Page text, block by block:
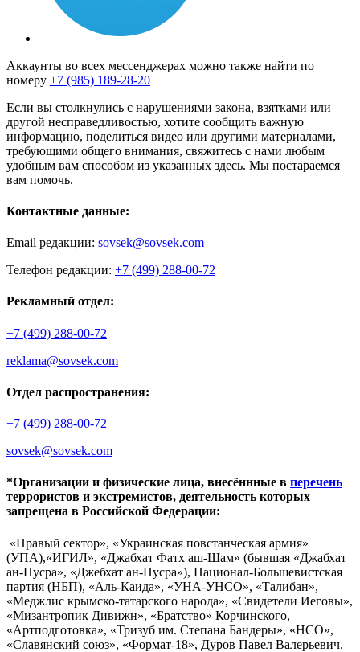
Аккаунты во всех мессенджерах можно также найти по
номеру +7 (985) 189-28-20
Если вы столкнулись с нарушениями закона, взятками или
другой несправедливостью, хотите сообщить важную
информацию, поделиться видео или другими материалами,
требующими общего внимания, свяжитесь с нами любым
удобным вам способом из указанных здесь. Мы постараемся
вам помочь.
Контактные данные:
Email редакции: sovsek@sovsek.com
Телефон редакции: +7 (499) 288-00-72
Рекламный отдел:
+7 (499) 288-00-72
reklama@sovsek.com
Отдел распространения:
+7 (499) 288-00-72
sovsek@sovsek.com
*Организации и физические лица, внесённные в перечень
террористов и экстремистов, деятельность которых
запрещена в Российской Федерации:
«Правый сектор», «Украинская повстанческая армия»
(УПА),«ИГИЛ», «Джабхат Фатх аш-Шам» (бывшая «Джабхат
ан-Нусра», «Джебхат ан-Нусра»), Национал-Большевистская
партия (НБП), «Аль-Каида», «УНА-УНСО», «Талибан»,
«Меджлис крымско-татарского народа», «Свидетели Иеговы»,
«Мизантропик Дивижн», «Братство» Корчинского,
«Артподготовка», «Тризуб им. Степана Бандеры», «НСО»,
«Славянский союз», «Формат-18», Дуров Павел Валерьевич.